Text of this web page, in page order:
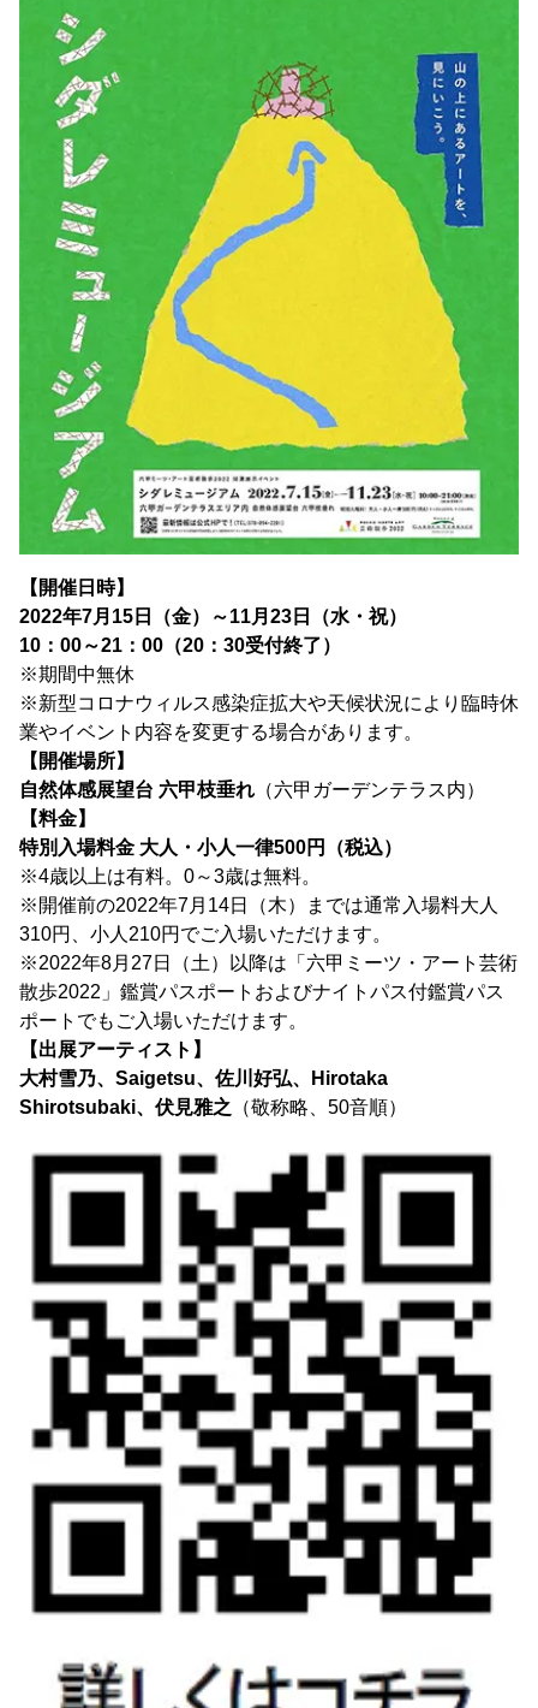
【開催日時】
2022年7月15日（金）～11月23日（水・祝）
10：00～21：00（20：30受付終了）
※期間中無休
※新型コロナウィルス感染症拡大や天候状況により臨時休
業やイベント内容を変更する場合があります。
【開催場所】
自然体感展望台 六甲枝垂れ （六甲ガーデンテラス内）
【料金】
特別入場料金 大人・小人一律500円（税込）
※4歳以上は有料。0～3歳は無料。
※開催前の2022年7月14日（木）までは通常入場料大人
310円、小人210円でご入場いただけます。
※2022年8月27日（土）以降は「六甲ミーツ・アート芸術
散歩2022」鑑賞パスポートおよびナイトパス付鑑賞パス
ポートでもご入場いただけます。
【出展アーティスト】
大村雪乃、Saigetsu、佐川好弘、Hirotaka
Shirotsubaki、伏見雅之 （敬称略、50音順）